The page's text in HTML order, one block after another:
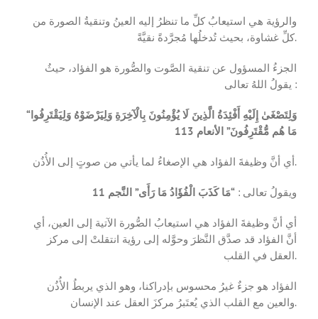
والرؤية هي استيعابُ كلِّ ما تنظرُ إليه العينُ وتنقيةُ الصورة من
كلِّ غشاوة، بحيث تُدخلُها مُجرَّدةً نقيَّةً.
الجزءُ المسؤول عن تنقية الصَّوت والصُّورة هو الفؤاد، حيثُ
يقولُ اللهُ تعالى :
“وَلِتَصْغَىٰ إِلَيْهِ أَفْئِدَةُ الَّذِينَ لَا يُؤْمِنُونَ بِالْآخِرَةِ وَلِيَرْضَوْهُ وَلِيَقْتَرِفُوا
مَا هُم مُّقْتَرِفُونَ” الأنعام 113
أي أنَّ وظيفةَ الفؤاد هي الإصغاءُ لما يأتي من صوتٍ إلى الأُذُن.
ويقولُ تعالى : “مَا كَذَبَ الْفُؤَادُ مَا رَأَى” النَّجم 11
أي أنَّ وظيفةَ الفؤاد هي استيعابُ الصُّورة الآتية إلى العين، أي
أنَّ الفؤاد قد صدَّق النَّظرَ وحوَّله إلى رؤية انتقلتْ إلى مركز
العقل في القلب.
الفؤاد هو جزءٌ غيرُ محسوس بإدراكنا، وهو الذي يربطُ الأُذُن
والعين مع القلب الذي يُعتَبرُ مركزَ العقل عند الإنسان.